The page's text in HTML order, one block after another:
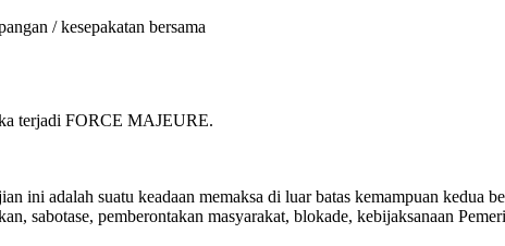
/ kesepakatan bersama
terjadi FORCE MAJEURE.
adalah suatu keadaan memaksa di luar batas kemampuan kedua
sabotase, pemberontakan masyarakat, blokade, kebijaksanaan